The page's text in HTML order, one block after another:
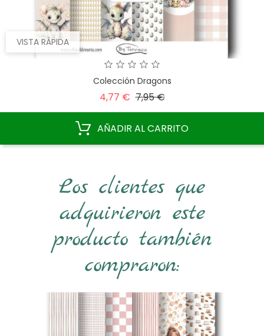
VISTA RÁPIDA
Colección Dragons
4,77 € Precio
7,95 €Precio
AÑADIR AL CARRITO
Los clientes que
adquirieron este
producto también
compraron: